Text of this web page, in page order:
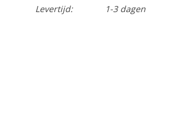
Levertijd:
1-3 dagen